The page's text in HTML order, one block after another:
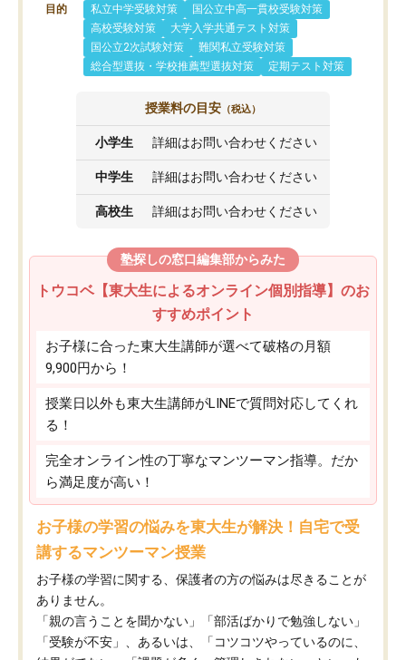
目的 私立中学受験対策
国公立中高一貫校受験対策
高校受験対策
大学入学共通テスト対策
国公立2次試験対策
難関私立受験対策
総合型選抜・学校推薦型選抜対策
定期テスト対策
授業料の目安 （税込）
小学生 詳細はお問い合わせください
中学生 詳細はお問い合わせください
高校生 詳細はお問い合わせください
塾探しの窓口編集部からみた
トウコベ【東大生によるオンライン個別指導】のお
すすめポイント
お子様に合った東大生講師が選べて破格の月額
9,900円から！
授業日以外も東大生講師がLINEで質問対応してくれ
る！
完全オンライン性の丁寧なマンツーマン指導。だか
ら満足度が高い！
お子様の学習の悩みを東大生が解決！自宅で受
講するマンツーマン授業
お子様の学習に関する、保護者の方の悩みは尽きることが
ありません。
「親の言うことを聞かない」「部活ばかりで勉強しない」
「受験が不安」、あるいは、「コツコツやっているのに、